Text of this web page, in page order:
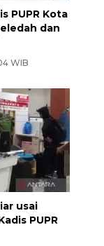
PUPR Kota
dan
WIB
usai
PUPR